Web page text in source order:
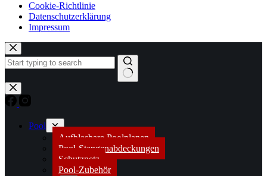
Cookie-Richtlinie
Datenschutzerklärung
Impressum
Zum
Inhalt
springen
Keine
Ergebnisse
Pool
Aufblasbare Poolplanen
Pool-Stangenabdeckungen
Schutznetz
Pool-Zubehör